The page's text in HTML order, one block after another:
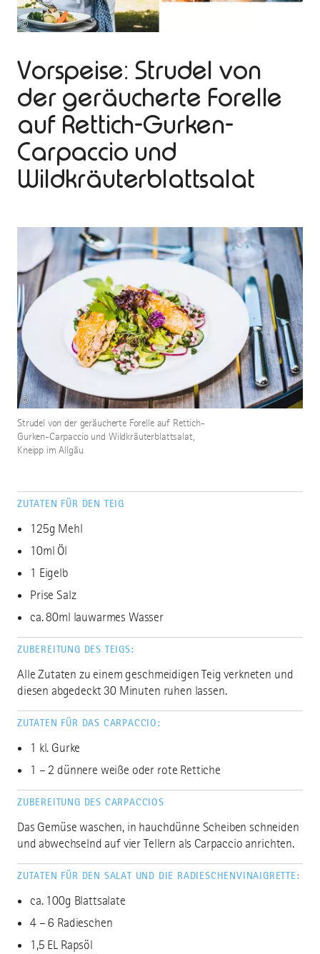
©
Vorspeise: Strudel von
der geräucherte Forelle
auf Rettich-Gurken-
Carpaccio und
Wildkräuterblattsalat
©
Strudel von der geräucherte Forelle auf Rettich-
Gurken-Carpaccio und Wildkräuterblattsalat,
Kneipp im Allgäu
ZUTATEN FÜR DEN TEIG
125g Mehl
10ml Öl
1 Eigelb
Prise Salz
ca. 80ml lauwarmes Wasser
ZUBEREITUNG DES TEIGS:
Alle Zutaten zu einem geschmeidigen Teig verkneten und
diesen abgedeckt 30 Minuten ruhen lassen.
ZUTATEN FÜR DAS CARPACCIO:
1 kl. Gurke
1 – 2 dünnere weiße oder rote Rettiche
ZUBEREITUNG DES CARPACCIOS
Das Gemüse waschen, in hauchdünne Scheiben schneiden
und abwechselnd auf vier Tellern als Carpaccio anrichten.
ZUTATEN FÜR DEN SALAT UND DIE RADIESCHENVINAIGRETTE:
ca. 100g Blattsalate
4 – 6 Radieschen
1,5 EL Rapsöl